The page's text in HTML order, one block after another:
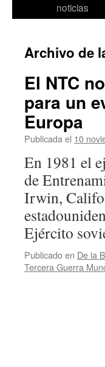
noticias
Archivo de
El NTC
para un
Europa
Publicada el 10
En 1981 el
de
Irwin,
Ejército
Publicado en De la
Tercera Guerra